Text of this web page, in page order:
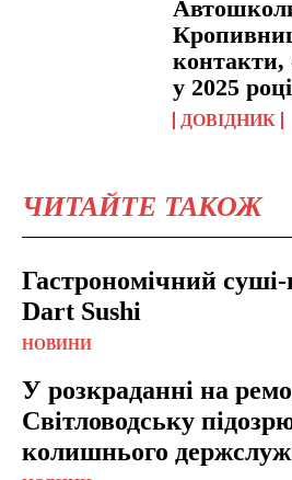
контакти,
у 2025
ДОВІДНИК
ЧИТАЙТЕ ТАКОЖ
Гастрономічний суші-
Dart Sushi
НОВИНИ
У розкраданні на
Світловодську
колишнього